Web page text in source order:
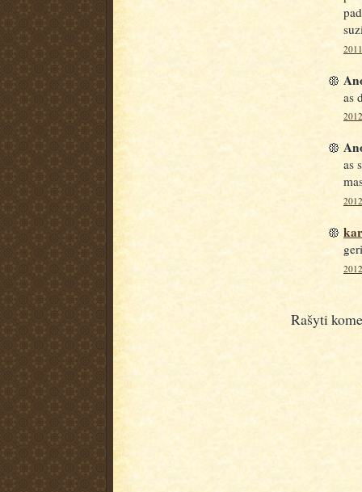
as
as
Rašyti